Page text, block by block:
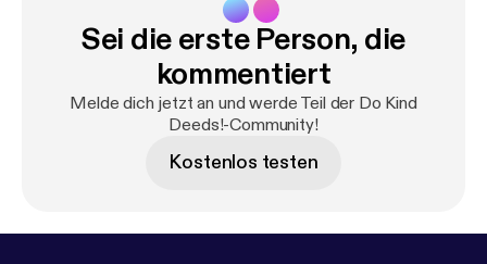
]Support this podcast:
m/rosa-garcia3/support[https://anchor.fm/rosa-gar
Sei die erste Person, die
kommentiert
Melde dich jetzt an und werde Teil der Do Kind
Deeds!-Community!
Kostenlos testen